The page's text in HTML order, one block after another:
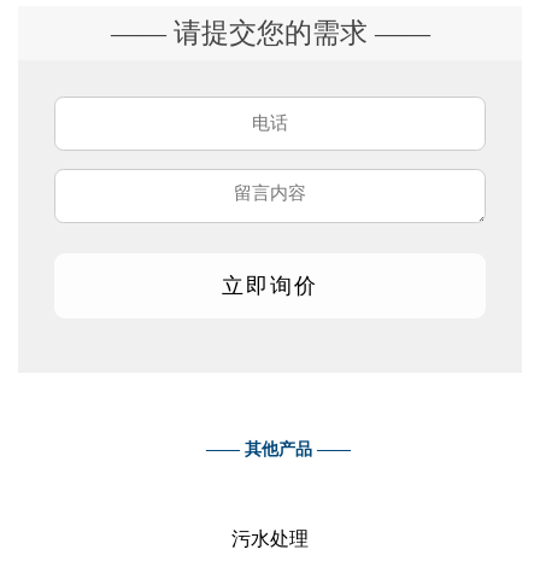
—— 请提交您的需求 ——
—— 其他产品 ——
污水处理